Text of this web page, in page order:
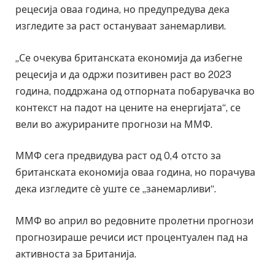
рецесија оваа година, но предупредува дека
изгледите за раст остануваат занемарливи.
„Се очекува британската економија да избегне
рецесија и да одржи позитивен раст во 2023
година, поддржана од отпорната побарувачка во
контекст на падот на цените на енергијата“, се
вели во ажурираните прогнози на ММФ.
ММФ сега предвидува раст од 0,4 отсто за
британската економија оваа година, но порачува
дека изгледите сè уште се „занемарливи“.
ММФ во април во редовните пролетни прогнози
прогнозираше речиси ист процентуален пад на
активноста за Британија.